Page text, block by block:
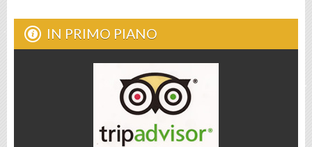
IN PRIMO PIANO